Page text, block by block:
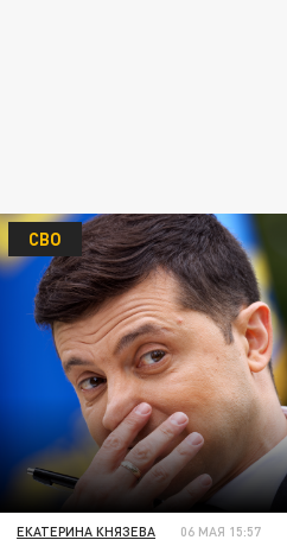
СВО
ЕКАТЕРИНА КНЯЗЕВА 06 МАЯ 15:57